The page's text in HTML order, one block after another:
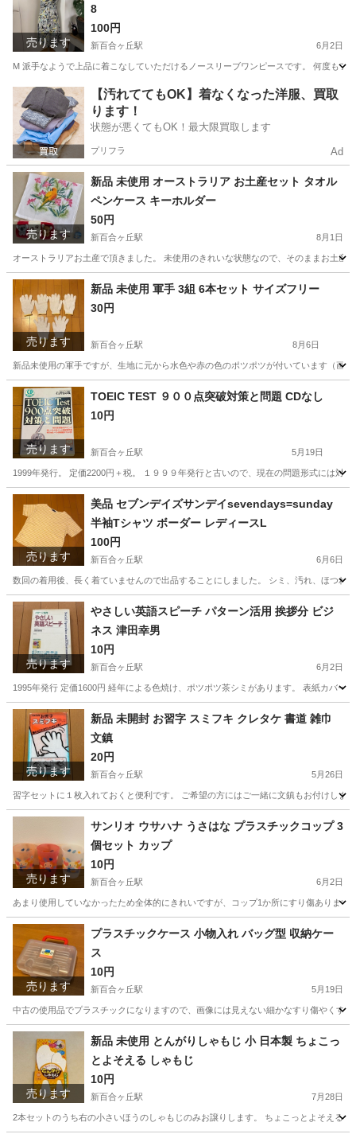
売ります
8
100円
新百合ヶ丘駅 6月2日
M 派手なようで上品に着こなしていただけるノースリーブワンピースです。 何度も
神奈川 川崎市 新百合ヶ丘駅 ワンピース
【汚れててもOK】着なくなった洋服、買取
ります！
状態が悪くてもOK！最大限買取します
プリフラ Ad
売ります
新品 未使用 オーストラリア お土産セット タオル
ペンケース キーホルダー
50円
新百合ヶ丘駅 8月1日
オーストラリアお土産で頂きました。 未使用のきれいな状態なので、そのままお土
神奈川 川崎市 新百合ヶ丘駅 生活雑貨 オーストラリア
売ります
新品 未使用 軍手 3組 6本セット サイズフリー
30円
新百合ヶ丘駅 8月6日
新品未使用の軍手ですが、生地に元から水色や赤の色のポツポツが付いています（画
神奈川 川崎市 生活雑貨 軍手
売ります
TOEIC TEST ９００点突破対策と問題 CDなし
10円
新百合ヶ丘駅 5月19日
1999年発行。 定価2200円＋税。 １９９９年発行と古いので、現在の問題形式には対
神奈川 川崎市 新百合ヶ丘駅 語学、辞書
売ります
美品 セブンデイズサンデイsevendays=sunday
半袖Tシャツ ボーダー レディースL
100円
新百合ヶ丘駅 6月6日
数回の着用後、長く着ていませんので出品することにしました。 シミ、汚れ、ほつ
神奈川 川崎市 新百合ヶ丘駅 Tシャツ
売ります
やさしい英語スピーチ パターン活用 挨拶分 ビジ
ネス 津田幸男
10円
新百合ヶ丘駅 6月2日
1995年発行 定価1600円 経年による色焼け、ポツポツ茶シミがあります。 表紙カバ
神奈川 川崎市 新百合ヶ丘駅 語学、辞書
売ります
新品 未開封 お習字 スミフキ クレタケ 書道 雑巾
文鎮
20円
新百合ヶ丘駅 5月26日
習字セットに１枚入れておくと便利です。 ご希望の方にはご一緒に文鎮もお付けし
神奈川 川崎市 新百合ヶ丘駅 子供用品 習字
売ります
サンリオ ウサハナ うさはな プラスチックコップ 3
個セット カップ
10円
新百合ヶ丘駅 6月2日
あまり使用していなかったため全体的にきれいですが、コップ1か所にすり傷ありま
神奈川 川崎市 新百合ヶ丘駅 ベビー用品 ウサハナ
売ります
プラスチックケース 小物入れ バッグ型 収納ケー
ス
10円
新百合ヶ丘駅 5月19日
中古の使用品でプラスチックになりますので、画像には見えない細かなすり傷やくす
神奈川 川崎市 新百合ヶ丘駅 生活雑貨 ケース
売ります
新品 未使用 とんがりしゃもじ 小 日本製 ちょこっ
とよそえる しゃもじ
10円
新百合ヶ丘駅 7月28日
2本セットのうち右の小さいほうのしゃもじのみお譲りします。 ちょこっとよそえる